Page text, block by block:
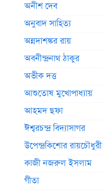
অনীশ দেব
অনুবাদ সাহিত্য
অন্নদাশঙ্কর রায়
অবনীন্দ্রনাথ ঠাকুর
অভীক দত্ত
আশুতোষ মুখোপাধ্যায়
আহমদ ছফা
ঈশ্বরচন্দ্র বিদ্যাসাগর
উপেন্দ্রকিশোর রায়চৌধুরী
কাজী নজরুল ইসলাম
গীতা